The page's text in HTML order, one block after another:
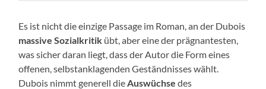
Es ist nicht die einzige Passage im Roman, an der Dubois
massive Sozialkritik übt, aber eine der prägnantesten,
was sicher daran liegt, dass der Autor die Form eines
offenen, selbstanklagenden Geständnisses wählt.
Dubois nimmt generell dieAuswüchsedes